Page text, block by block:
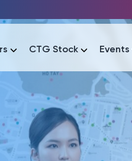
CTG Stock Events
Công bố thông tin